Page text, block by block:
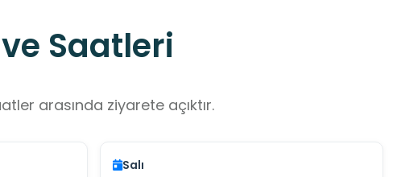
Saatleri
arasında ziyarete açıktır.
Salı